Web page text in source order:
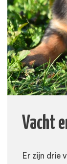
Vacht
Er zijn drie